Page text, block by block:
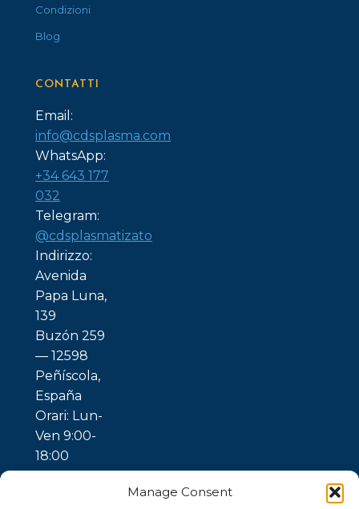
Manage Consent
Condizioni
Blog
CONTATTI
Email:
info@cdsplasma.com
WhatsApp:
+34 643 177
032
Telegram:
@cdsplasmatizato
Indirizzo:
Avenida
Papa Luna,
139
Buzón 259
— 12598
Peñíscola,
España
Orari: Lun-
Ven 9:00-
18:00